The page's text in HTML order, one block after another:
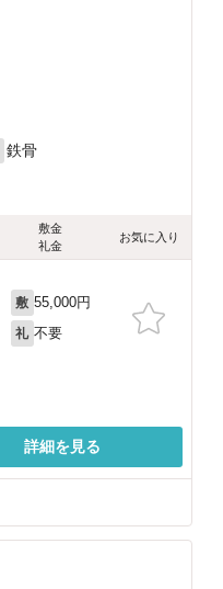
鉄骨
敷金
礼金
お気に入り
敷 55,000円
礼 不要
詳細を見る